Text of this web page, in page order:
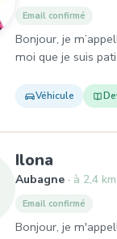
Email confirmé
Bonjour, je
moi que je suis
Véhicule
Ilona ,
Aubagne à 2,4
Email confirmé
Bonjour, je